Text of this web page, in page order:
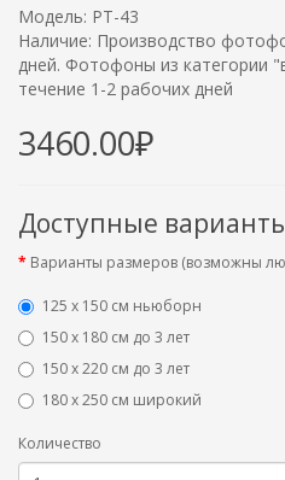
Модель: PT-43
Наличие: Производство
дней. Фотофоны из категории
течение 1-2 рабочих дней
3460.00₽
Доступные
Варианты размеров (возможны
125 x 150 см ньюборн
150 х 180 см до 3 лет
150 х 220 см до 3 лет
180 х 250 см широкий
Количество